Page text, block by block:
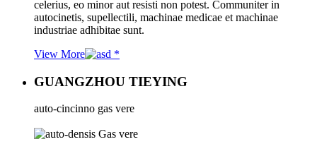
celerius, eo minor aut resisti non potest. Communiter in
autocinetis, supellectili, machinae medicae et machinae
industriae adhibitae sunt.
View More
GUANGZHOU TIEYING
auto-cincinno gas vere